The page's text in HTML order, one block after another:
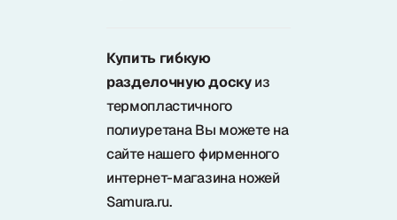
Интернет-магазин (пн-пт 9-18)
+7 (495) 280 73 80
Интернет-магазин
Problem@samura.ru
Купить гибкую
разделочную доскуиз
термопластичного
полиуретана Вы можете на
сайте нашего фирменного
интернет-магазина ножей
Samura.ru.